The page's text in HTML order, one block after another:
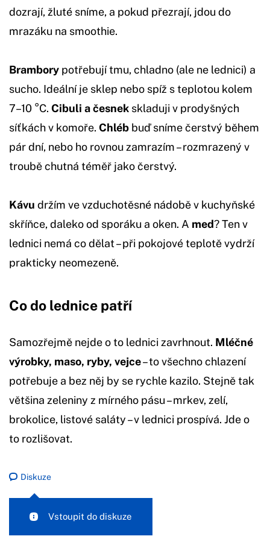
dozrají, žluté sníme, a pokud přezrají, jdou do
mrazáku na smoothie.
Brambory potřebují tmu, chladno (ale ne lednici) a
sucho. Ideální je sklep nebo spíž s teplotou kolem
7–10 °C. Cibuli a česnek skladuji v prodyšných
síťkách v komoře. Chléb buď sníme čerstvý během
pár dní, nebo ho rovnou zamrazím – rozmrazený v
troubě chutná téměř jako čerstvý.
Kávu držím ve vzduchotěsné nádobě v kuchyňské
skříňce, daleko od sporáku a oken. A med? Ten v
lednici nemá co dělat – při pokojové teplotě vydrží
prakticky neomezeně.
Co do lednice patří
Samozřejmě nejde o to lednici zavrhnout. Mléčné
výrobky, maso, ryby, vejce– to všechno chlazení
potřebuje a bez něj by se rychle kazilo. Stejně tak
většina zeleniny z mírného pásu – mrkev, zelí,
brokolice, listové saláty – v lednici prospívá. Jde o
to rozlišovat.
Diskuze
Vstoupit do diskuze